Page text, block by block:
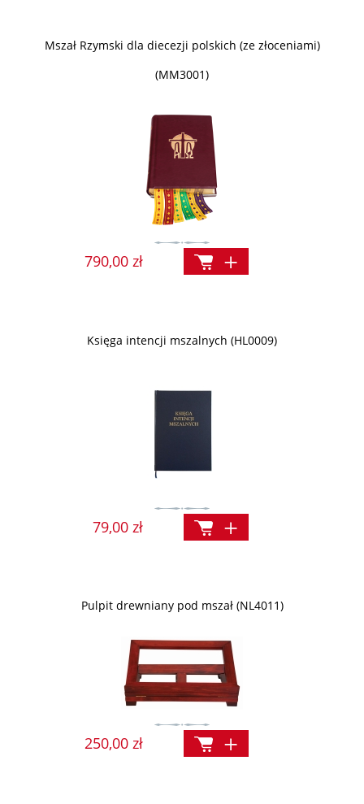
Mszał Rzymski dla diecezji polskich (ze złoceniami)
(MM3001)
790,00 zł
Księga intencji mszalnych (HL0009)
79,00 zł
Pulpit drewniany pod mszał (NL4011)
250,00 zł